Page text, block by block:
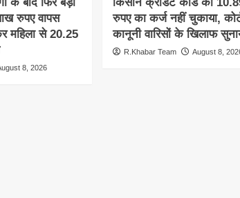
रुपए वापस
महिला से 20.25
8, 2026
रुपए का कर्ज नहीं चुकाया,
कानूनी वारिसों के खिलाफ
R.Khabar Team August 8,